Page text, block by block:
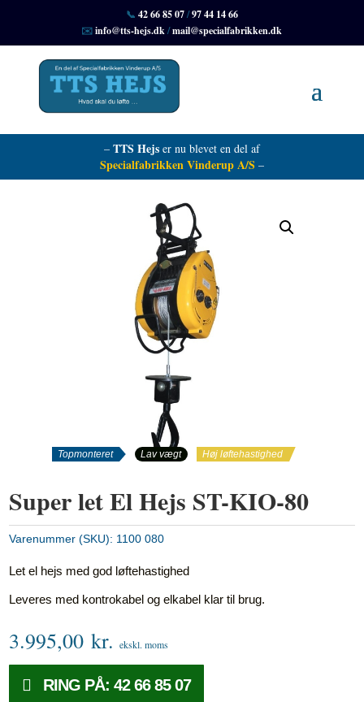
📞 42 66 85 07/97 44 14 66
✉️info@tts-hejs.dk/mail@specialfabrikken.dk
–TTS Hejser nu blevet en del af
Specialfabrikken Vinderup A/S –
Topmonteret Lav vægt Høj løftehastighed
Super let El Hejs ST-KIO-80
Varenummer (SKU): 1100 080
Let el hejs med god løftehastighed
Leveres med kontrokabel og elkabel klar til brug.
3.995,00kr. ekskl. moms
RING PÅ: 42 66 85 07